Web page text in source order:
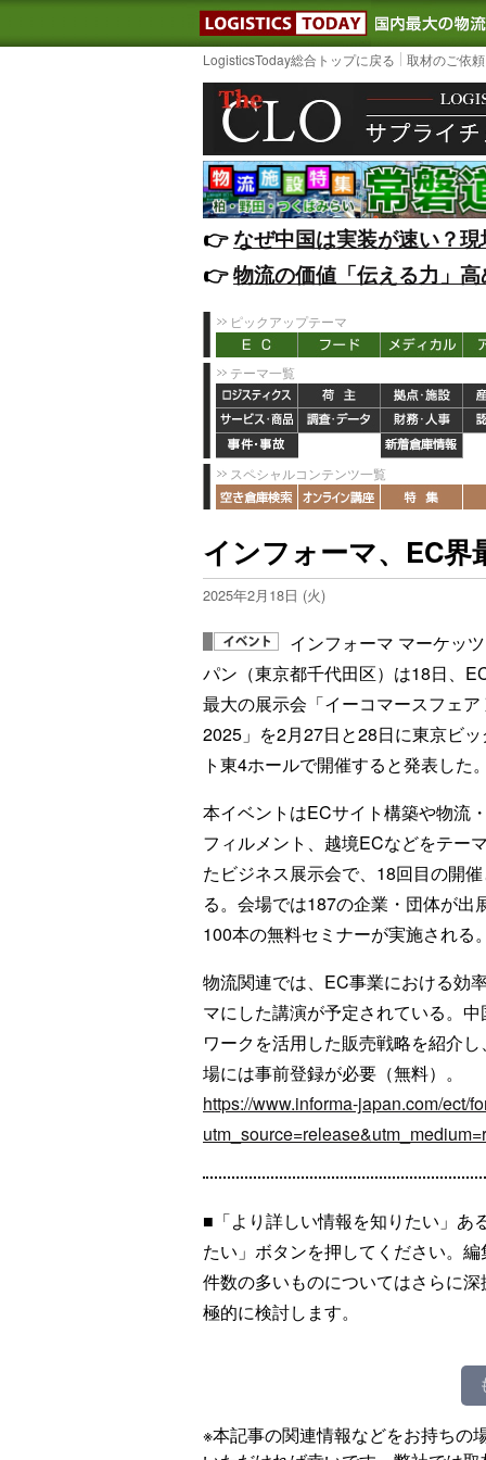
LOGISTICS
LogisticsToday総合トップに戻る 取材のご依
👉️なぜ中国は実装が速い？
👉️物流の価値「伝える力」
ピックアップテーマ
テーマ一覧
スペシャルコンテンツ一覧
インフォーマ、EC界
2025年2月18日 (火)
インフォーマ マーケッ
パン（東京都千代田区）は18日、
最大の展示会「イーコマースフェア
2025」を2月27日と28日に東京ビッ
ト東4ホールで開催すると発表した。
本イベントはECサイト構築や物流
フィルメント、越境ECなどをテー
たビジネス展示会で、18回目の開
る。会場では187の企業・団体が出
100本の無料セミナーが実施される。
物流関連では、EC事業における効
マにした講演が予定されている。
ワークを活用した販売戦略を紹介
場には事前登録が必要（無料）。
https://www.informa-japan.com/ect/
■「より詳しい情報を知りたい」あ
たい」ボタンを押してください。
件数の多いものについてはさらに
極的に検討します。
※本記事の関連情報などをお持ちの